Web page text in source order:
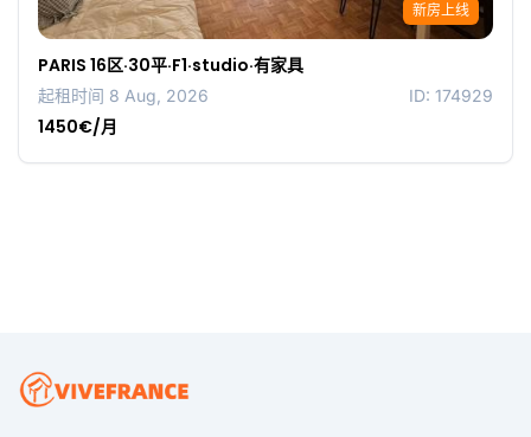
新房上线
PARIS 16区·30平·F1·studio·有家具
起租时间 8 Aug, 2026 ID: 174929
1450€/月